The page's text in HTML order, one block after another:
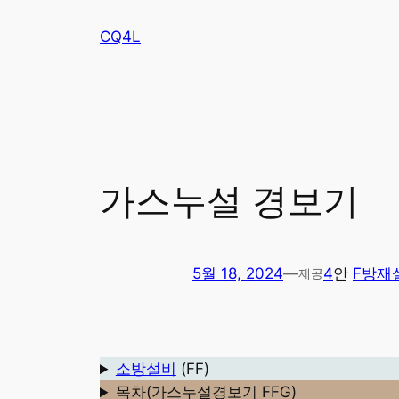
CQ4L
가스누설 경보기
5월 18, 2024—제공4안 F방재
소방설비 (FF)
목차(가스누설경보기 FFG)